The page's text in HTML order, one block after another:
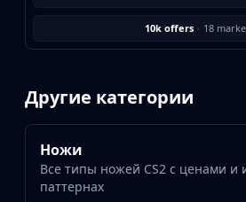
Safe Trading
Markets
Community
Reviews
10k offers · 18
Другие категории
Ножи
Все типы ножей CS2 с ценами и
паттернах